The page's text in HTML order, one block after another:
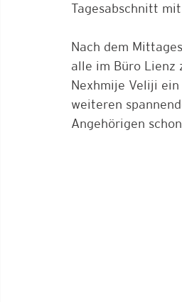
Tagesabschnitt
Nach dem
alle im Büro Lienz
Nexhmije Veliji
weiteren
Angehörigen